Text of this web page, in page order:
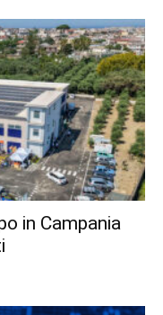
in Campania